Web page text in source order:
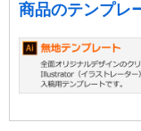
商品のテンプレ